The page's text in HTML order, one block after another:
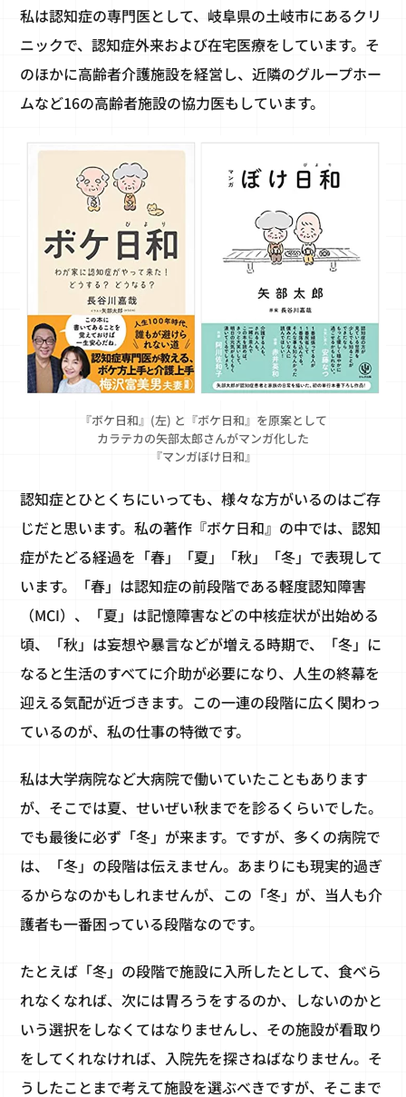
私は認知症の専門医として、岐阜県の土岐市にあるクリ
ニックで、認知症外来および在宅医療をしています。そ
のほかに高齢者介護施設を経営し、近隣のグループホー
ムなど16の高齢者施設の協力医もしています。
『ボケ日和』(左) と『ボケ日和』を原案として
カラテカの矢部太郎さんがマンガ化した
『マンガぼけ日和』
認知症とひとくちにいっても、様々な方がいるのはご存
じだと思います。私の著作『ボケ日和』の中では、認知
症がたどる経過を「春」「夏」「秋」「冬」で表現して
います。「春」は認知症の前段階である軽度認知障害
（MCI）、「夏」は記憶障害などの中核症状が出始める
頃、「秋」は妄想や暴言などが増える時期で、「冬」に
なると生活のすべてに介助が必要になり、人生の終幕を
迎える気配が近づきます。この一連の段階に広く関わっ
ているのが、私の仕事の特徴です。
私は大学病院など大病院で働いていたこともあります
が、そこでは夏、せいぜい秋までを診るくらいでした。
でも最後に必ず「冬」が来ます。ですが、多くの病院で
は、「冬」の段階は伝えません。あまりにも現実的過ぎ
るからなのかもしれませんが、この「冬」が、当人も介
護者も一番困っている段階なのです。
たとえば「冬」の段階で施設に入所したとして、食べら
れなくなれば、次には胃ろうをするのか、しないのかと
いう選択をしなくてはなりませんし、その施設が看取り
をしてくれなければ、入院先を探さねばなりません。そ
うしたことまで考えて施設を選ぶべきですが、そこまで